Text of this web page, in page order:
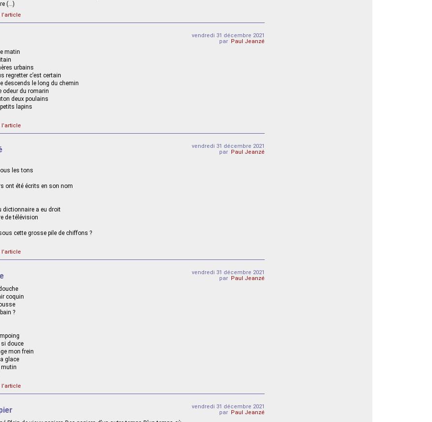
(…)
vendredi 31 décembre 2021
par Paul Jeanzé
matin
urbains
regretter c’est certain
descends le long du chemin
odeur du romarin
deux poulains
lapins
vendredi 31 décembre 2021
par Paul Jeanzé
les tons
ont été écrits en son nom
dictionnaire a eu droit
de télévision
cette grosse pile de chiffons ?
vendredi 31 décembre 2021
par Paul Jeanzé
coquin
?
si douce
mon frein
glace
mutin
vendredi 31 décembre 2021
par Paul Jeanzé